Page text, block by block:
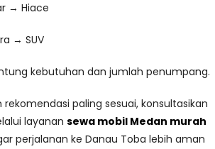
→ Hiace
→ SUV
kebutuhan dan jumlah penumpang.
paling sesuai, konsultasikan
layanansewa mobil Medan murah
perjalanan ke Danau Toba lebih aman